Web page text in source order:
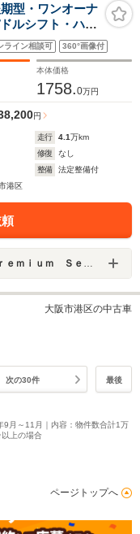
型・ワンオーナ
ルシフト・ハー
・パーキング
・シートヒー
ライン相談可 360°画像付
本体価格
1758.0万円
円
走行 4.1万km
修復
なし
整備
法定整備付
港区
ｅｃｔｉｏｎ 大阪ベイ
大阪市港区の中古車
次の30件 最後
9月～11月｜内容：物件数合計1万
上の場合
ページトップへ